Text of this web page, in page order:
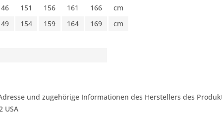
151 156 161 166
cm
154 159 164 169 cm
und zugehörige Informationen des Herstellers des
USA